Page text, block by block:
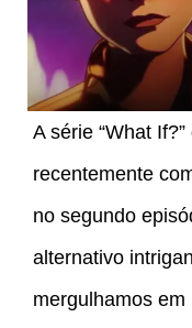
A série “What
recentemente
no segundo
alternativo
mergulhamos